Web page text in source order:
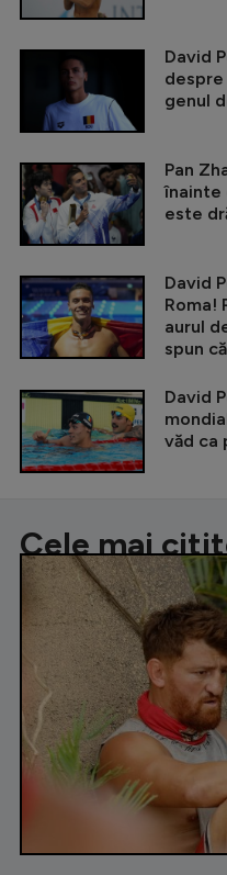
David
genul
Pan
înainte
este
David
Roma!
aurul
spun
David
văd ca
Cele mai